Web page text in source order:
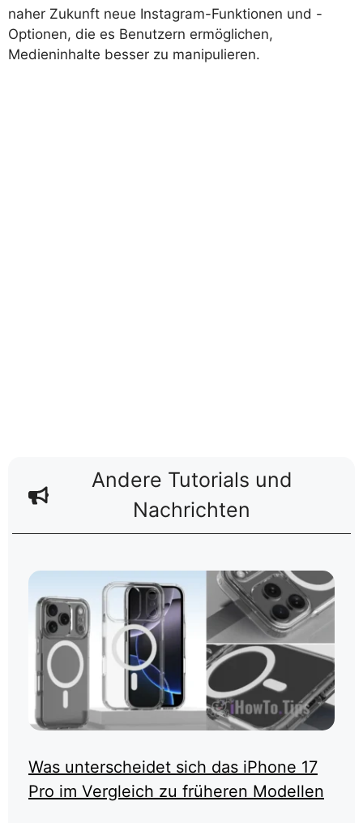
naher Zukunft neue Instagram-Funktionen und -
Optionen, die es Benutzern ermöglichen,
Medieninhalte besser zu manipulieren.
Andere Tutorials und
Nachrichten
Was unterscheidet sich das iPhone 17
Pro im Vergleich zu früheren Modellen